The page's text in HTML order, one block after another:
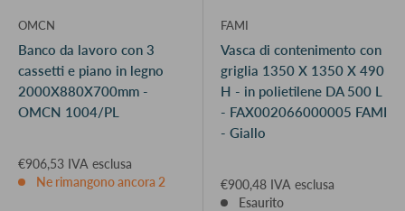
OMCN
Banco da lavoro con 3
cassetti e piano in legno
2000X880X700mm -
OMCN 1004/PL
€906,53 IVA esclusa
Ne rimangono ancora 2
FAMI
Vasca di contenimento con
griglia 1350 X 1350 X 490
H - in polietilene DA 500 L
- FAX002066000005 FAMI
- Giallo
€900,48 IVA esclusa
Esaurito